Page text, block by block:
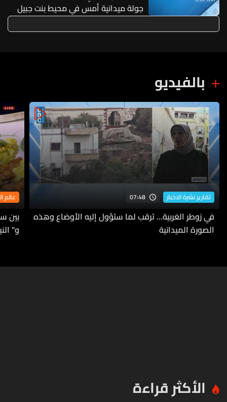
جولة ميدانية أمس في محيط بنت جبيل
بالفيديو
تقارير نشرة الاخبار 07:48
في زوطر الغربية... ترقب لما ستؤول إليه الأوضاع وهذه
الصورة الميدانية
عالم
بين
و"
الأكثر قراءة